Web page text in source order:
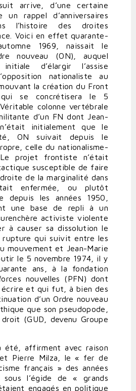
arrive, d’une certaine
un rappel d’anniversaires
l’histoire des droites
Voici en effet quarante-
1969, naissait le
nouveau (ON), auquel
d’élargir l’assise
nationaliste au
la création du Front
se concrétisera le 5
colonne vertébrale
d’un FN dont Jean-
initialement que le
ON suivait depuis le
celle du nationalisme-
Le projet frontiste n’était
susceptible de faire
de la marginalité dans
enfermée, ou plutôt
depuis les années 1950,
une base de repli à un
activiste violente
à causer sa dissolution le
rupture qui suivit entre les
mouvement et Jean-Marie
le 5 novembre 1974, il y
ans, à la fondation
nouvelles (PFN) dont
écrire et qui fut, à bien des
d’un Ordre nouveau
que son pseudopode,
(GUD, devenu Groupe
été, affirment avec raison
Pierre Milza, le « fer de
français » des années
sous l’égide de « grands
engagés en politique